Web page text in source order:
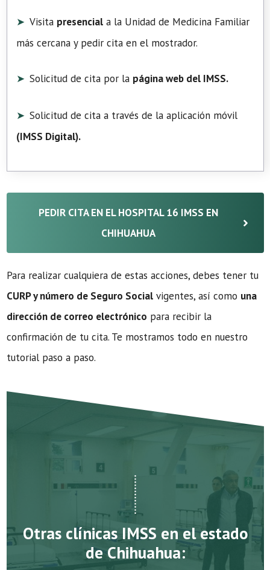
Visita presencial a la Unidad de Medicina Familiar
más cercana y pedir cita en el mostrador.
Solicitud de cita por la página web del IMSS.
Solicitud de cita a través de la aplicación móvil
(IMSS Digital).
PEDIR CITA EN EL HOSPITAL 16 IMSS EN
CHIHUAHUA
Para realizar cualquiera de estas acciones, debes tener tu
CURP y número de Seguro Social vigentes, así como una
dirección de correo electrónico para recibir la
confirmación de tu cita. Te mostramos todo en nuestro
tutorial paso a paso.
Otras clínicas IMSS en el estado
de Chihuahua: